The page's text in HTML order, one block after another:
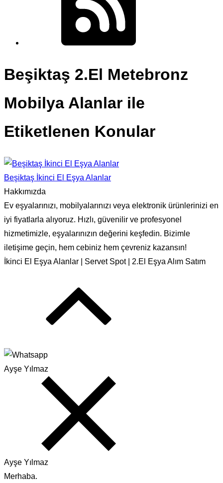
Beşiktaş 2.El Metebronz
Mobilya Alanlar ile
Etiketlenen Konular
Beşiktaş İkinci El Eşya Alanlar
Hakkımızda
Ev eşyalarınızı, mobilyalarınızı veya elektronik ürünlerinizi en
iyi fiyatlarla alıyoruz. Hızlı, güvenilir ve profesyonel
hizmetimizle, eşyalarınızın değerini keşfedin. Bizimle
iletişime geçin, hem cebiniz hem çevreniz kazansın!
İkinci El Eşya Alanlar | Servet Spot | 2.El Eşya Alım Satım
Ayşe Yılmaz
Ayşe Yılmaz
Merhaba.